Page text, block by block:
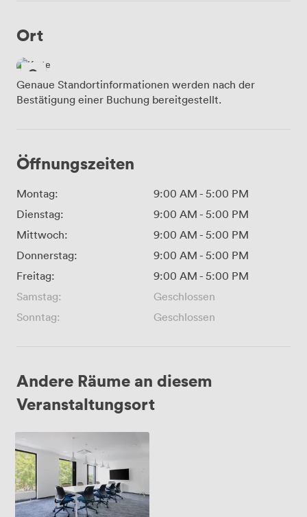
Ort
Genaue Standortinformationen werden nach der
Bestätigung einer Buchung bereitgestellt.
Öffnungszeiten
Montag: 9:00 AM - 5:00 PM
Dienstag:
9:00 AM - 5:00 PM
Mittwoch:
9:00 AM - 5:00 PM
Donnerstag:
9:00 AM - 5:00 PM
Freitag:
9:00 AM - 5:00 PM
Samstag:
Geschlossen
Sonntag:
Geschlossen
Andere Räume an diesem
Veranstaltungsort
MR
02